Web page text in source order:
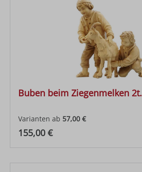
Buben beim Ziegenmelken 2t.
Varianten ab 57,00 €
Regulärer Preis:
155,00 €